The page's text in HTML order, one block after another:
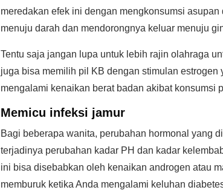
meredakan efek ini dengan mengkonsumsi
menuju darah dan mendorongnya keluar menuju
Tentu saja jangan lupa untuk lebih rajin olahraga
juga bisa memilih pil KB dengan stimulan
mengalami kenaikan berat badan akibat konsumsi
Memicu infeksi jamur
Bagi beberapa wanita, perubahan hormonal yang
terjadinya perubahan kadar PH dan kadar
ini bisa disebabkan oleh kenaikan androgen atau
memburuk ketika Anda mengalami keluhan